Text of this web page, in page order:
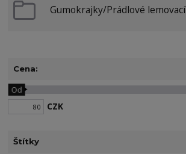
Gumokrajky/Prádlové lemovací
Cena:
CZK
Od
Štítky